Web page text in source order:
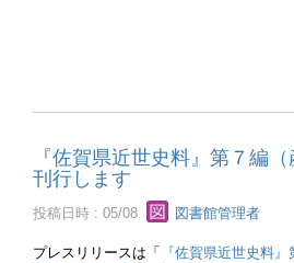
『佐賀県近世史料』第７編
刊行します
投稿日時 : 05/08 図書館管理者
プレスリリースは「
『佐賀県近世史料